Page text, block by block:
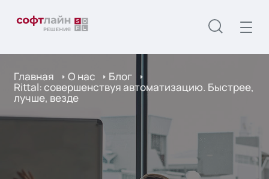
Главная О нас Блог
Rittal: совершенствуя автоматизацию. Быстрее,
лучше, везде